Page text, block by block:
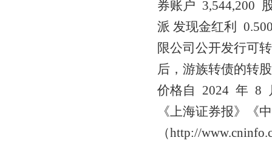
券账户 3,544,200
派 发现金红利
限公司公开发行可
后，游族转债的转
价格自 2024 年 8
《上海证券报》《
（http://